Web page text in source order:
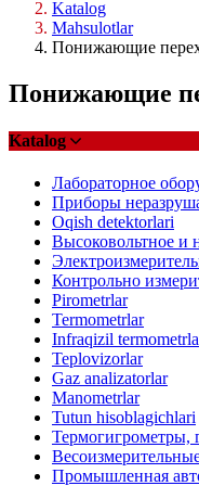
Katalog
Mahsulotlar
Понижающие
Понижающие
Katalog
Лабораторное
Приборы
Oqish detektorlari
Высоковольтное и
Контрольно
Pirometrlar
Termometrlar
Infraqizil
Teplovizorlar
Gaz analizatorlar
Manometrlar
Tutun hisoblagichlari
Термогигрометры,
Промышленная